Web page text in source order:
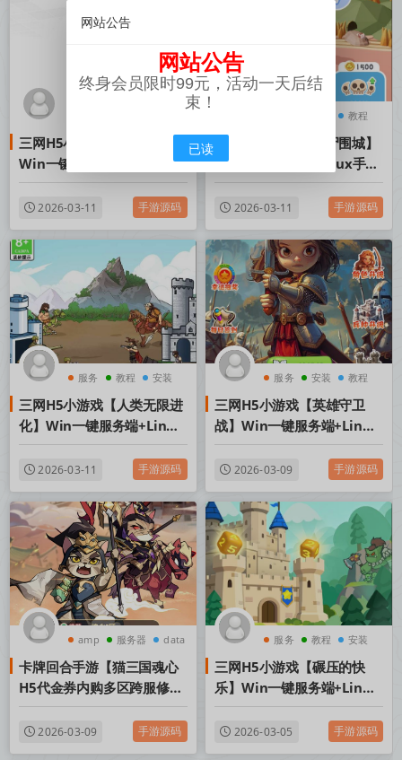
三网H5小游戏【全民枪击】
Win一键服务端+Linux手工
服务端+视频架设教程
2026-03-11 手游源码
教程
三网H5小游戏【僵尸围城】
Win一键服务端+Linux手工
服务端+视频架设教程
2026-03-11 手游源码
服务 教程 安装
三网H5小游戏【人类无限进
化】Win一键服务端+Linux
手工服务端+视频架设教程
2026-03-11 手游源码
服务 安装 教程
三网H5小游戏【英雄守卫
战】Win一键服务端+Linux
手工服务端+视频架设教程
2026-03-09 手游源码
amp 服务器 data
卡牌回合手游【猫三国魂心
H5代金券内购多区跨服修复
版】Linux手工服务端+新管
理后台+简易安卓客户端+视
频架设教程
2026-03-09 手游源码
服务 教程 安装
三网H5小游戏【碾压的快
乐】Win一键服务端+Linux
手工服务端+视频架设教程
2026-03-05 手游源码
网站公告
网站公告
终身会员限时99元，活动一天后结
束！
已读